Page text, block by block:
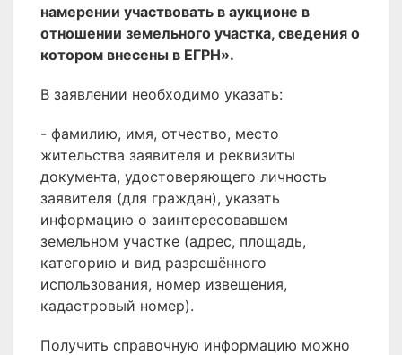
намерении участвовать в аукционе в
отношении земельного участка, сведения о
котором внесены в ЕГРН».
В заявлении необходимо указать:
- фамилию, имя, отчество, место
жительства заявителя и реквизиты
документа, удостоверяющего личность
заявителя (для граждан), указать
информацию о заинтересовавшем
земельном участке (адрес, площадь,
категорию и вид разрешённого
использования, номер извещения,
кадастровый номер).
Получить справочную информацию можно